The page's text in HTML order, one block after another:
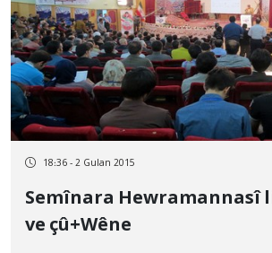
18:36 - 2 Gulan 2015
Semînara Hewramannasî
ve çû+Wêne